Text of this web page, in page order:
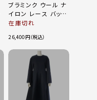
ブラミンク ウール ナ
イロン レース バック
ジップ スカート ボト
38
在庫切れ
26,400